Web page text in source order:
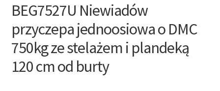
BEG7527U Niewiadów
przyczepa jednoosiowa o DMC
750kg ze stelażem i plandeką
120 cm od burty